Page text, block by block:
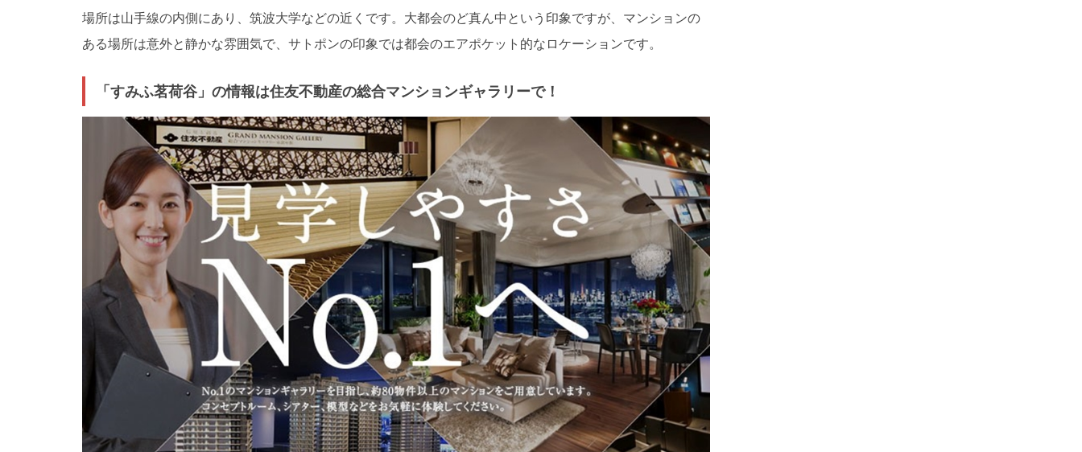
場所は山手線の内側にあり、筑波大学などの近くです。大都会のど真ん中という印象ですが、マンションの
ある場所は意外と静かな雰囲気で、サトポンの印象では都会のエアポケット的なロケーションです。
「すみふ茗荷谷」の情報は住友不動産の総合マンションギャラリーで！